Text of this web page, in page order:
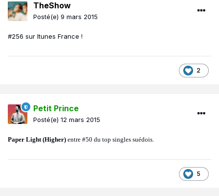
TheShow
Posté(e) 9 mars 2015
#256 sur Itunes France !
2
Petit Prince
Posté(e) 12 mars 2015
Paper Light (Higher) entre #50 du top singles suédois.
5